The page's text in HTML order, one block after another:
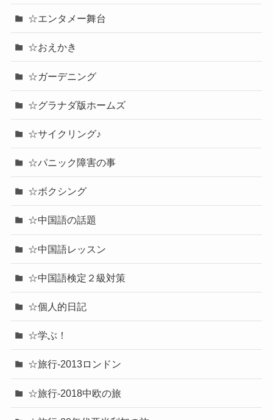
☆エンタメー舞台
☆おえかき
☆ガーデニング
☆グラナダ版ホームズ
☆サイクリング♪
☆パニック障害の事
☆ボクシング
☆中国語の話題
☆中国語レッスン
☆中国語検定２級対策
☆個人的日記
☆学ぶ！
☆旅行-2013ロンドン
☆旅行-2018中欧の旅